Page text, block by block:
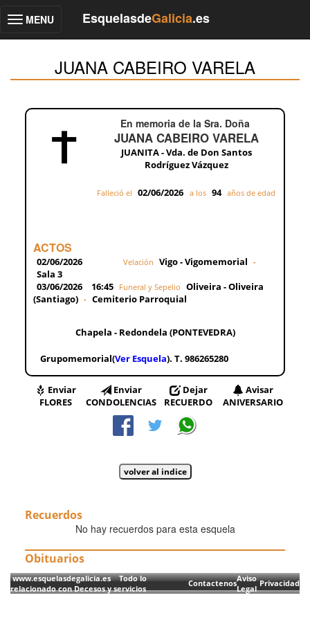
Toggle
MENU EsquelasdeGalicia.es
JUANA CABEIRO VARELA
En memoria de la Sra. Doña
JUANA CABEIRO VARELA
JUANITA - Vda. de Don Santos
Rodríguez Vázquez
Falleció el 02/06/2026 a los 94 años de edad
ACTOS
02/06/2026 Velación Vigo - Vigomemorial -
Sala 3
03/06/2026
16:45 Funeral y Sepelio Oliveira - Oliveira
(Santiago) - Cemiterio Parroquial
Chapela - Redondela (PONTEVEDRA)
Grupomemorial(Ver Esquela). T. 986265280
Enviar
FLORES
Enviar
CONDOLENCIAS
Dejar
RECUERDO
Avisar
ANIVERSARIO
Recuerdos
No hay recuerdos para esta esquela
Obituarios
www.esquelasdegalicia.es Todo lo
relacionado con Decesos y servicios
ContactenosAviso
Legal
Privacidad